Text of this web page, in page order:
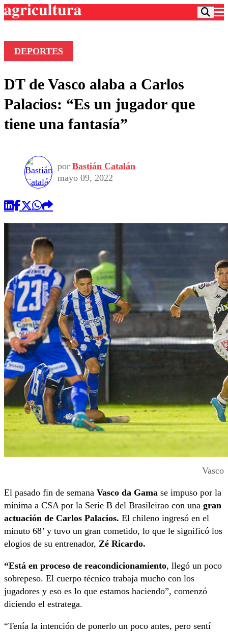
Frecuencias
Agricultura TV
Deportes
Colo Colo
Seleccion Chilena
Torneo Internacional
Entretención
Economía
Internacional
Publicaciones en medios
Opinión
DEPORTES
DT de Vasco alaba a Carlos
Palacios: “Es un jugador que
tiene una fantasía”
por Bastián Catalán
mayo 09, 2022
Vasco
El pasado fin de semana Vasco da Gama se impuso por la
mínima a CSA por la Serie B del Brasileirao con una gran
actuación de Carlos Palacios. El chileno ingresó en el
minuto 68’ y tuvo un gran cometido, lo que le significó los
elogios de su entrenador, Zé Ricardo.
“Está en proceso de reacondicionamiento, llegó un poco
sobrepeso. El cuerpo técnico trabaja mucho con los
jugadores y eso es lo que estamos haciendo”, comenzó
diciendo el estratega.
“Tenía la intención de ponerlo un poco antes, pero sentí